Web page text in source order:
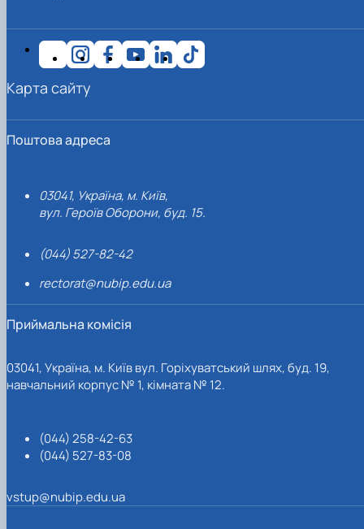
Поштова адреса
03041, Україна, м. Київ,
вул. Героїв Оборони, буд. 15.
(044) 527-82-42
rectorat@nubip.edu.ua
Приймальна комісія
03041, Україна, м. Київ вул. Горіхуватський шлях, буд. 19,
навчальний корпус № 1, кімната № 12.
(044) 258-42-63
(044) 527-83-08
vstup@nubip.edu.ua
Карта сайту